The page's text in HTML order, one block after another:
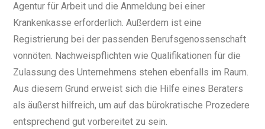
Agentur für Arbeit und die Anmeldung bei einer
Krankenkasse erforderlich. Außerdem ist eine
Registrierung bei der passenden Berufsgenossenschaft
vonnöten. Nachweispflichten wie Qualifikationen für die
Zulassung des Unternehmens stehen ebenfalls im Raum.
Aus diesem Grund erweist sich die Hilfe eines Beraters
als äußerst hilfreich, um auf das bürokratische Prozedere
entsprechend gut vorbereitet zu sein.